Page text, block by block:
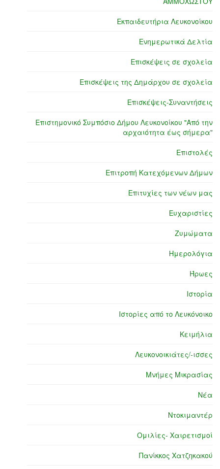
Εκπαιδευτήρια Λευκονοίκου
Ενημερωτικά Δελτία
Επισκέψεις σε σχολεία
Επισκέψεις της Δημάρχου σε σχολεία
Επισκέψεις-Συναντήσεις
Επιστημονικό Συμπόσιο Δήμου Λευκονοίκου "Από την
αρχαιότητα έως σήμερα"
Επιστολές
Επιτροπή Κατεχόμενων Δήμων
Επιτυχίες των νέων μας
Ευχαριστίες
Ζυμώματα
Ημερολόγια
Ήρωες
Ιστορία
Ιστορίες από το Λευκόνοικο
Κειμήλια
Λευκονοικιάτες/-ισσες
Μνήμες Μικρασίας
Νέα
Ντοκιμαντέρ
Ομιλίες- Χαιρετισμοί
Πανίκκος Χατζηκακού